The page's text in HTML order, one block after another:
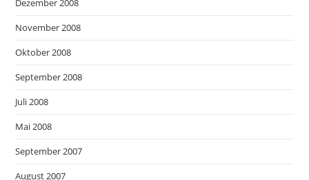
Dezember 2008
November 2008
Oktober 2008
September 2008
Juli 2008
Mai 2008
September 2007
August 2007